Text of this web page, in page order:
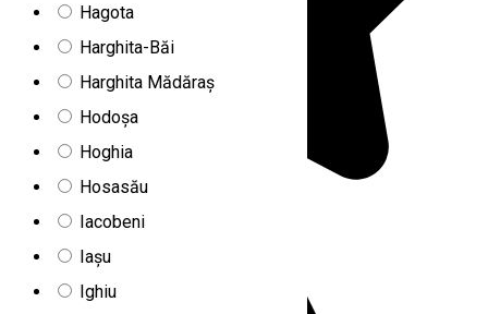
Hagota
Harghita-Băi
Harghita Mădăraș
Hodoșa
Hoghia
Hosasău
Iacobeni
Iașu
Ighiu